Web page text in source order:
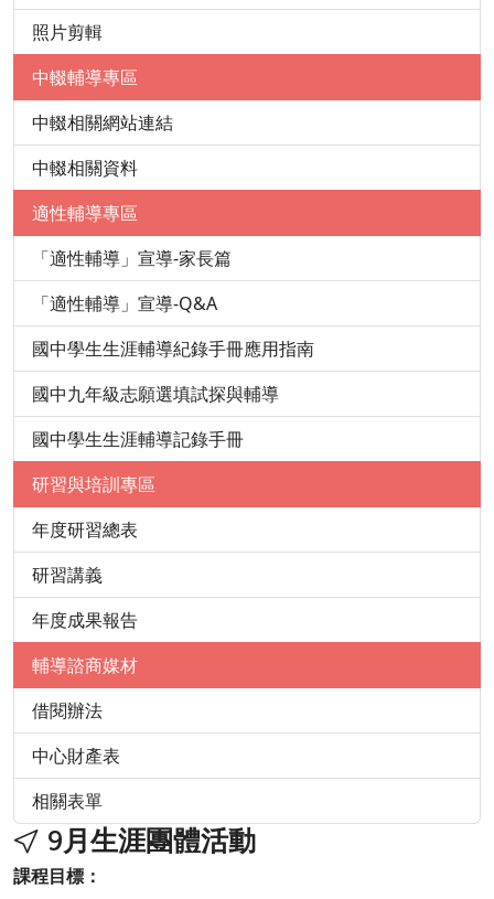
照片剪輯
中輟輔導專區
中輟相關網站連結
中輟相關資料
適性輔導專區
「適性輔導」宣導-家長篇
「適性輔導」宣導-Q&A
國中學生生涯輔導紀錄手冊應用指南
國中九年級志願選填試探與輔導
國中學生生涯輔導記錄手冊
研習與培訓專區
年度研習總表
研習講義
年度成果報告
輔導諮商媒材
借閱辦法
中心財產表
相關表單
9月生涯團體活動
課程目標：